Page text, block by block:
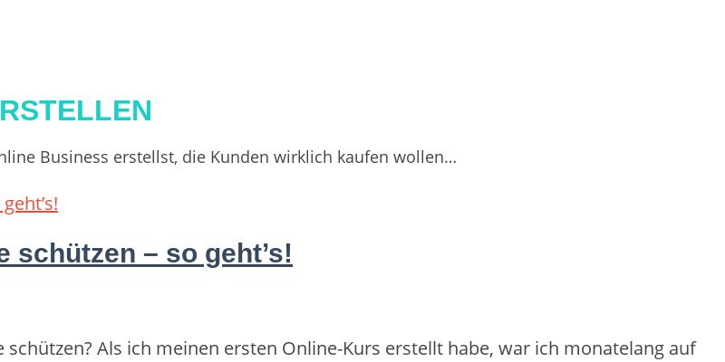
Business erstellst, die Kunden wirklich kaufen wollen…
schützen – so geht’s!
Als ich meinen ersten Online-Kurs erstellt habe, war ich monatelang auf